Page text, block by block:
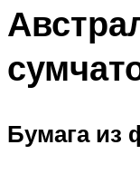
Бумага из